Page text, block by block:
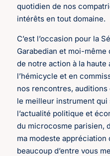
quotidien de nos
intérêts en tout domaine.
C’est l’occasion pour la
Garabedian et moi-
de notre action à la haute
l’hémicycle et en
nos rencontres, auditions
le meilleur instrument
l’actualité politique et
du microcosme parisien,
ma modeste appréciation
beaucoup d’entre vous